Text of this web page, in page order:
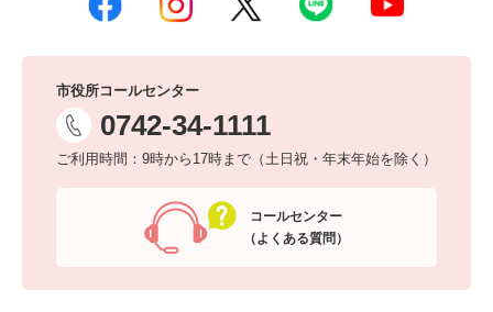
市役所コールセンター
0742-34-1111
ご利用時間：9時から17時まで（土日祝・年末年始を除く）
コールセンター
（よくある質問）